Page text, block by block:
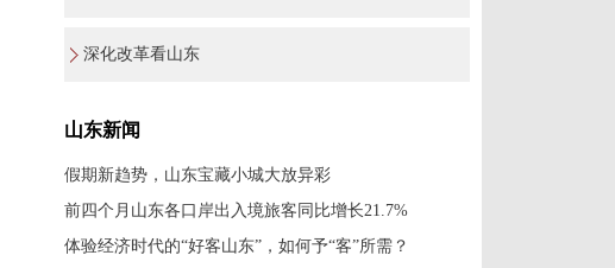
深化改革看山东
山东新闻
假期新趋势，山东宝藏小城大放异彩
前四个月山东各口岸出入境旅客同比增长21.7%
体验经济时代的“好客山东”，如何予“客”所需？